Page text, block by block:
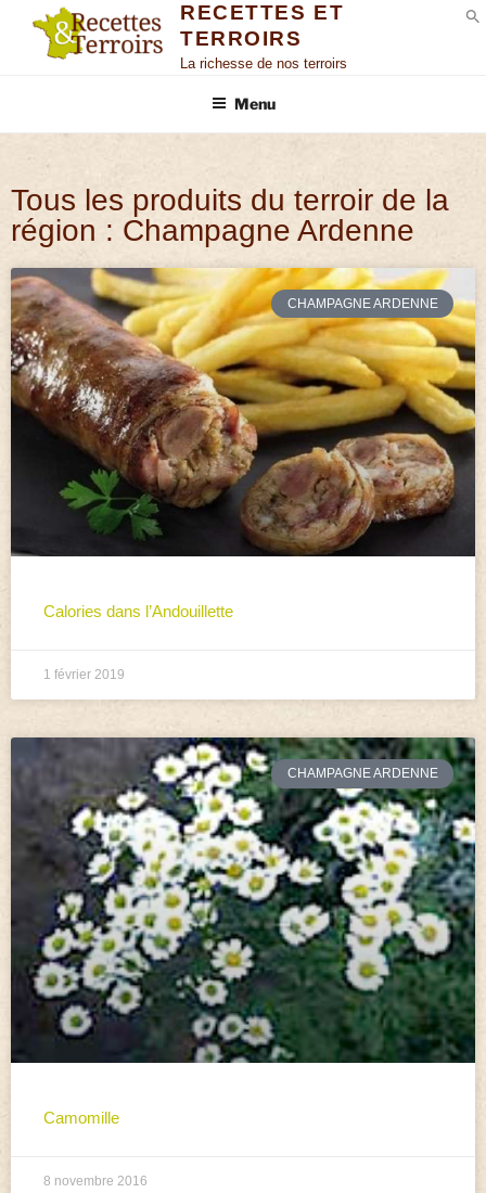
RECETTES ET
TERROIRS
La richesse de nos terroirs
Menu
Tous les produits du terroir de la
région : Champagne Ardenne
CHAMPAGNE ARDENNE
Calories dans l’Andouillette
1 février 2019
CHAMPAGNE ARDENNE
Camomille
8 novembre 2016